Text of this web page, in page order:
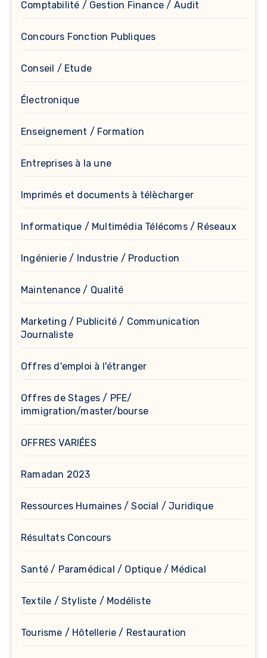
Comptabilité / Gestion Finance / Audit
Concours Fonction Publiques
Conseil / Etude
Électronique
Enseignement / Formation
Entreprises à la une
Imprimés et documents à télècharger
Informatique / Multimédia Télécoms / Réseaux
Ingénierie / Industrie / Production
Maintenance / Qualité
Marketing / Publicité / Communication
Journaliste
Offres d'emploi à l'étranger
Offres de Stages / PFE/
immigration/master/bourse
OFFRES VARIÉES
Ramadan 2023
Ressources Humaines / Social / Juridique
Résultats Concours
Santé / Paramédical / Optique / Médical
Textile / Styliste / Modéliste
Tourisme / Hôtellerie / Restauration